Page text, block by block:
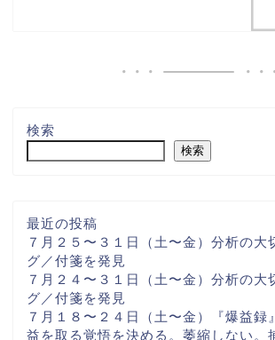
検索
検索
最近の投稿
７月２５〜３１日（土〜金）分析の大
グ／付箋を発見
７月２４〜３１日（土〜金）分析の大
グ／付箋を発見
７月１８〜２４日（土〜金）『爆益録
益を取る覚悟を決める。萎縮しない。